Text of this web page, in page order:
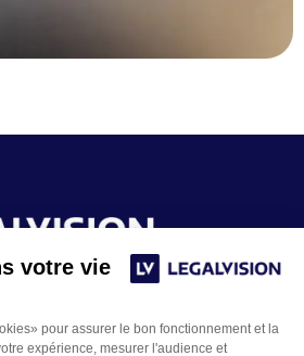
votre vie
pour assurer le bon fonctionnement et la
expérience, mesurer l'audience et